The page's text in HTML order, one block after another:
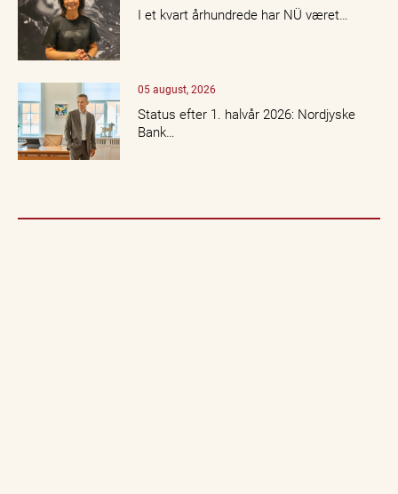
I et kvart århundrede har NÜ været…
05 august, 2026
Status efter 1. halvår 2026: Nordjyske
Bank…